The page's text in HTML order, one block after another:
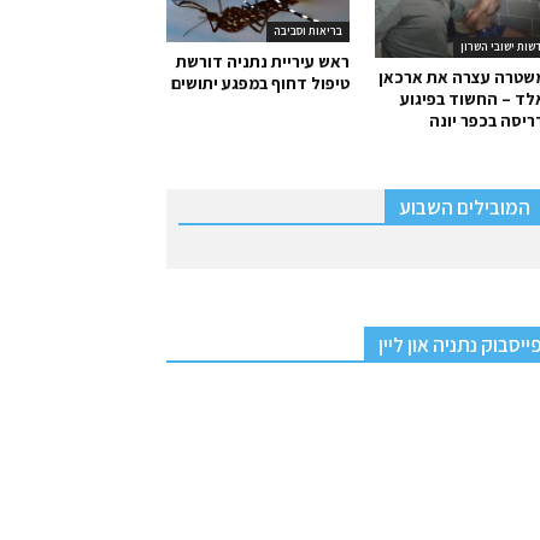
בריאות וסביבה
ראש עיריית נתניה דורשת
טיפול דחוף במפגע יתושים
ישובי השרון
עצרה את ארכאן
– החשוד בפיגוע
בכפר יונה
המובילים השבוע
פייסבוק נתניה און ליין